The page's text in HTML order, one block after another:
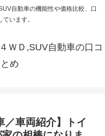
自動車の機能性や価格比較、口
います。
ＷＤ,SUV自動車の口コ
め
／車両紹介】トイ